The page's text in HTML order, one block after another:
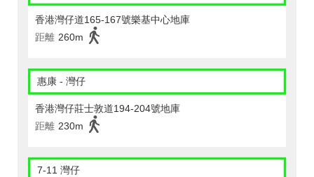
香港灣仔道165-167號樂基中心地庫
距離 260m
惠康 - 灣仔
香港灣仔莊士敦道194-204號地庫
距離 230m
7-11 灣仔